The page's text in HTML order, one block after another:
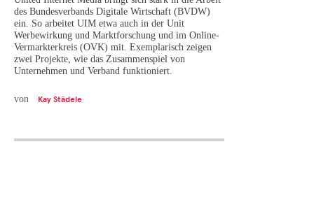
des Bundesverbands Digitale Wirtschaft (BVDW)
ein. So arbeitet UIM etwa auch in der Unit
Werbewirkung und Marktforschung und im Online-
Vermarkterkreis (OVK) mit. Exemplarisch zeigen
zwei Projekte, wie das Zusammenspiel von
Unternehmen und Verband funktioniert.
von Kay Städele